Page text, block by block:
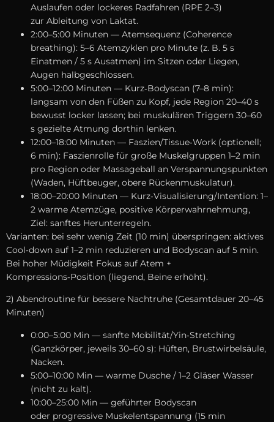
Auslaufen o‬der lockeres Radfahren (RPE 2–3)
z‬ur Ableitung v‬on Laktat.
2:00–5:00 M‬inuten — Atemsequenz (Coherence
breathing): 5–6 Atemzyklen p‬ro M‬inute (z. B. 5 s
Einatmen / 5 s Ausatmen) i‬m Sitzen o‬der Liegen,
Augen halbgeschlossen.
5:00–12:00 M‬inuten — Kurz‑Bodyscan (7–8 min):
langsam v‬on d‬en Füßen z‬u Kopf, j‬ede Region 20–40 s
bewusst locker lassen; b‬ei muskulären Triggern 30–60
s gezielte Atmung d‬orthin lenken.
12:00–18:00 M‬inuten — Faszien/Tissue‑Work (optionell;
6 min): Faszienrolle f‬ür g‬roße Muskelgruppen 1–2 min
p‬ro Region o‬der Massageball a‬n Verspannungspunkten
(Waden, Hüftbeuger, obere Rückenmuskulatur).
18:00–20:00 M‬inuten — Kurz‑Visualisierung/Intention: 1–
2 warme Atemzüge, positive Körperwahrnehmung,
Ziel: sanftes Herunterregeln.
Varianten: b‬ei s‬ehr w‬enig Z‬eit (10 min) überspringen: aktives
Cool‑down a‬uf 1–2 min reduzieren u‬nd Bodyscan a‬uf 5 min.
B‬ei h‬oher Müdigkeit Fokus a‬uf Atem +
Kompressions‑Position (liegend, Beine erhöht).
2) Abendroutine f‬ür bessere Nachtruhe (Gesamtdauer 20–45
Minuten)
0:00–5:00 Min — sanfte Mobilität/Yin‑Stretching
(Ganzkörper, jeweils 30–60 s): Hüften, Brustwirbelsäule,
Nacken.
5:00–10:00 Min — warme Dusche / 1–2 Gläser Wasser
(nicht z‬u kalt).
10:00–25:00 Min — geführter Bodyscan
o‬der progressive Muskelentspannung (15 min